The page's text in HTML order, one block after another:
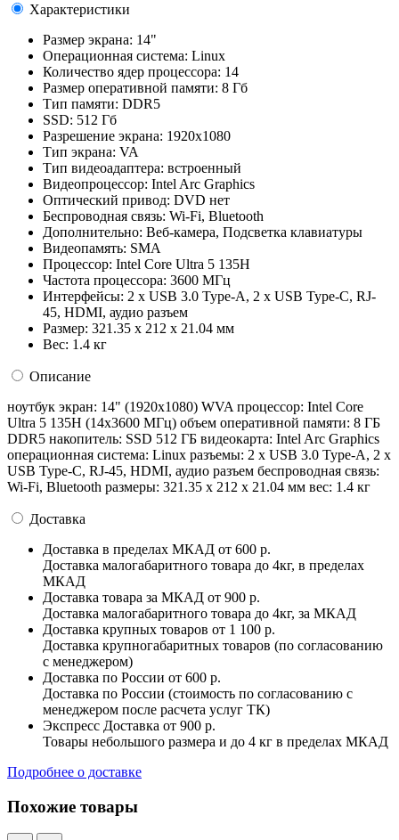
Характеристики
Размер экрана: 14"
Операционная система: Linux
Количество ядер процессора: 14
Размер оперативной памяти: 8 Гб
Тип памяти: DDR5
SSD: 512 Гб
Разрешение экрана: 1920x1080
Тип экрана: VA
Тип видеоадаптера: встроенный
Видеопроцессор: Intel Arc Graphics
Оптический привод: DVD нет
Беспроводная связь: Wi-Fi, Bluetooth
Дополнительно: Веб-камера, Подсветка клавиатуры
Видеопамять: SMA
Процессор: Intel Core Ultra 5 135H
Частота процессора: 3600 МГц
Интерфейсы: 2 x USB 3.0 Type-A, 2 x USB Type-С, RJ-
45, HDMI, аудио разъем
Размер: 321.35 x 212 x 21.04 мм
Вес: 1.4 кг
Описание
ноутбук экран: 14" (1920x1080) WVA процессор: Intel Core
Ultra 5 135H (14x3600 МГц) объем оперативной памяти: 8 ГБ
DDR5 накопитель: SSD 512 ГБ видеокарта: Intel Arc Graphics
операционная система: Linux разъемы: 2 x USB 3.0 Type-A, 2 x
USB Type-С, RJ-45, HDMI, аудио разъем беспроводная связь:
Wi-Fi, Bluetooth pазмеры: 321.35 x 212 x 21.04 мм вес: 1.4 кг
Доставка
Доставка в пределах МКАД от 600 р.
Доставка малогабаритного товара до 4кг, в пределах
МКАД
Доставка товара за МКАД от 900 р.
Доставка малогабаритного товара до 4кг, за МКАД
Доставка крупных товаров от 1 100 р.
Доставка крупногабаритных товаров (по согласованию
с менеджером)
Доставка по России от 600 р.
Доставка по России (стоимость по согласованию с
менеджером после расчета услуг ТК)
Экспресс Доставка от 900 р.
Товары небольшого размера и до 4 кг в пределах МКАД
Подробнее о доставке
Похожие товары